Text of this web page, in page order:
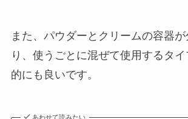
また、パウダーとクリームの容器
り、使うごとに混ぜて使用するタ
的にも良いです。
あわせて読みたい